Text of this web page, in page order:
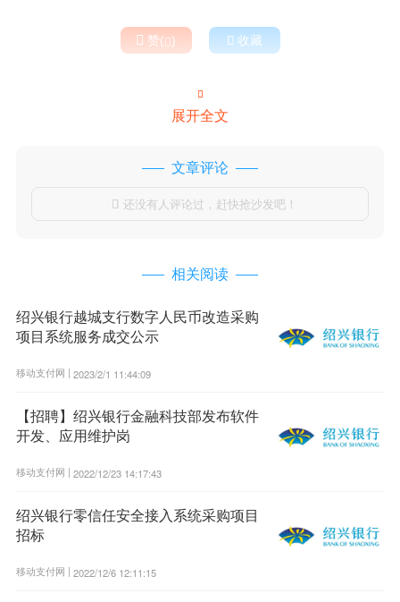
 赞()  收藏

展开全文
文章评论
 还没有人评论过，赶快抢沙发吧！
相关阅读
绍兴银行越城支行数字人民币改造采购
项目系统服务成交公示
移动支付网 | 2023/2/1 11:44:09
【招聘】绍兴银行金融科技部发布软件
开发、应用维护岗
移动支付网 | 2022/12/23 14:17:43
绍兴银行零信任安全接入系统采购项目
招标
移动支付网 | 2022/12/6 12:11:15